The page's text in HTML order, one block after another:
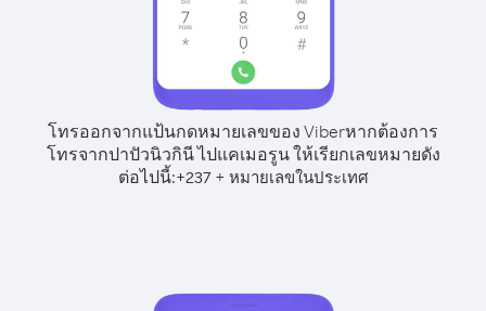
โทรออกจากแป้นกดหมายเลขของ Viberหากต้องการ
โทรจากปาปัวนิวกินี ไปแคเมอรูน ให้เรียกเลขหมายดัง
ต่อไปนี้:+237+ หมายเลขในประเทศ